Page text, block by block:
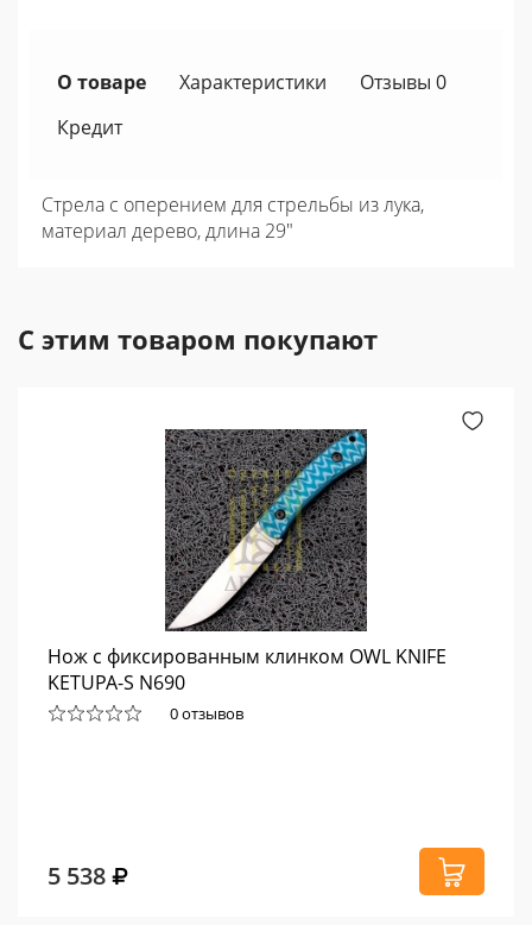
О товаре Характеристики
Отзывы 0
Кредит
Стрела с оперением для стрельбы из лука,
материал дерево, длина 29"
С этим товаром покупают
Нож с фиксированным клинком OWL KNIFE
KETUPA-S N690
0 отзывов
5 538